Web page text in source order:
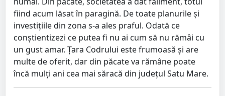
fiind acum lăsat în paragină. De toate planurile și
investițiile din zona s-a ales praful. Odată ce
conștientizezi ce putea fi nu ai cum să nu rămâi cu
un gust amar. Țara Codrului este frumoasă și are
multe de oferit, dar din păcate va rămâne poate
încă mulți ani cea mai săracă din județul Satu Mare.